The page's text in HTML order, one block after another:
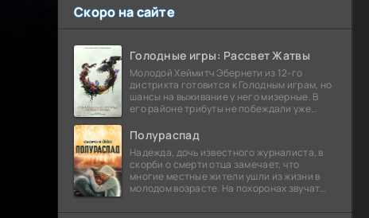
Скоро на сайте
Голодные игры: Рассвет Жатвы
Молодой Хеймитч Эбернети из 12-го
дистрикта готовится к Голодным играм, но
шансы на выживание у него мизерные. В
его районе трибуты не побеждали уже
безнадежности.
Полураспад
Надежда, дочь известного журналиста, в
скорби о смерти отца замечает, что
многие местные жители ушли из жизни в
молодом возрасте. На похоронах звучат